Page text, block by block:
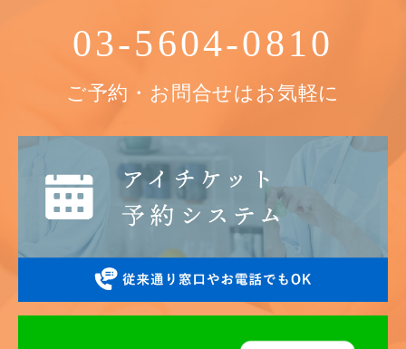
03-5604-0810
ご予約・お問合せはお気軽に